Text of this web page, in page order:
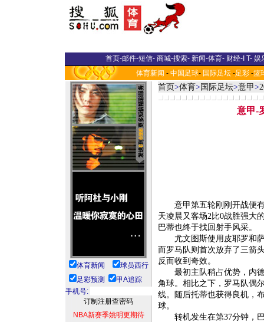
首页-邮件-短信- 商城-搜索- 新闻-体育- 财经-I T- 娱
体育新闻 - 中国足球- 国际足坛 -足彩 -篮
体育新闻
球员西行
足彩预测
甲A追踪
手机号:
NBA新赛季姚明更期待
首页>体育> 国际足坛>意甲>
意甲-
意甲第五轮刚刚开战便有
天凌晨又客场2比0战胜强大
巴蒂也终于找回射手风采。
尤文图斯使用皮耶罗和萨
而罗马队则首次放弃了三箭
反而收到奇效。
最初主队稍占优势，内德
角球。相比之下，罗马队偶
线。随后托蒂也获得良机，
球。
转机发生在第37分钟，巴